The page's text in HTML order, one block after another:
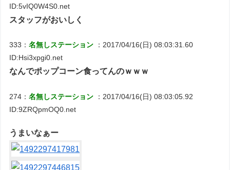
ID:5vIQ0W4S0.net
スタッフがおいしく
333：名無しステーション
：2017/04/16(日) 08:03:31.60
ID:Hsi3xpgi0.net
なんでポップコーン食ってんのｗｗｗ
274：名無しステーション
：2017/04/16(日) 08:03:05.92
ID:9ZRQpmOQ0.net
うまいなぁー